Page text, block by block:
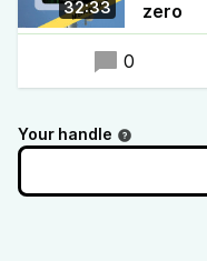
32:33
zero
0
Your handle